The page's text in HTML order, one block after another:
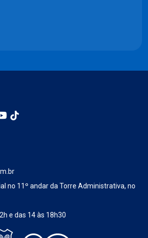
no 11º andar da Torre Administrativa, no
e das 14 às 18h30